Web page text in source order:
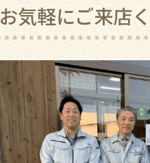
お気軽にご来店